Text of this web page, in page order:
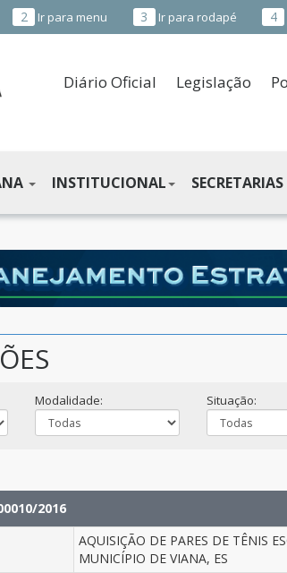
2 Ir para menu 3 Ir para rodapé 4
Diário Oficial Legislação
INSTITUCIONAL SECRETARIAS
Modalidade: Situação:
2016
AQUISIÇÃO DE PARES DE TÊNIS
MUNICÍPIO DE VIANA, ES